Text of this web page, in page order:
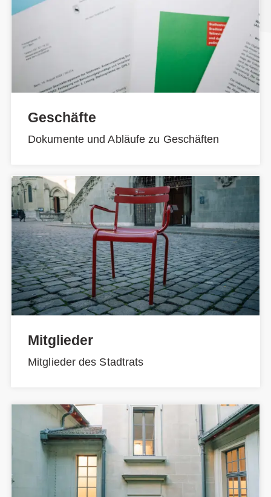
Geschäfte
Dokumente und Abläufe zu Geschäften
Mitglieder
Mitglieder des Stadtrats